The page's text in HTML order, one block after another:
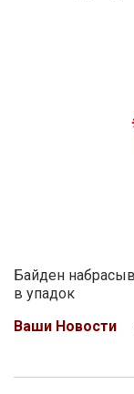
Байден
в упадок
Ваши Новости